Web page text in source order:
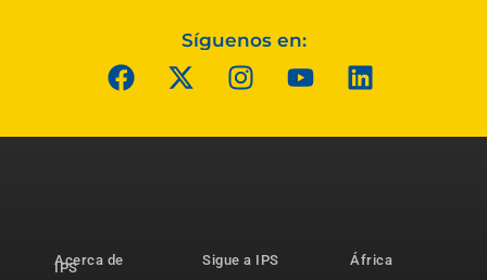
Síguenos en:
Acerca de
IPS
Sigue a IPS
África